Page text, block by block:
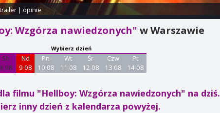
trailer| opinie
Wzgórza nawiedzonych"w Warszawie
Wybierz dzień
Sb
8 08
Nd
9 08
Pn
10 08
Wt
11 08
Śr
12 08
Czw
13 08
Pt
14 08
filmu "Hellboy: Wzgórza nawiedzonych" na dziś.
inny dzień z kalendarza powyżej.